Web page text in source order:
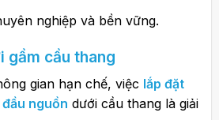
nghiệp và bền vững.
gầm cầu thang
gian hạn chế, việc lắp đặt
nguồn dưới cầu thang là giải